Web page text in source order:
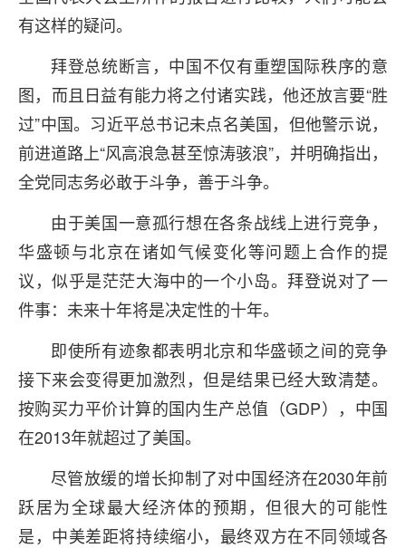
有这样的疑问。
拜登总统断言，中国不仅有重塑国际秩序的意
图，而且日益有能力将之付诸实践，他还放言要“胜
过”中国。习近平总书记未点名美国，但他警示说，
前进道路上“风高浪急甚至惊涛骇浪”，并明确指出，
全党同志务必敢于斗争，善于斗争。
由于美国一意孤行想在各条战线上进行竞争，
华盛顿与北京在诸如气候变化等问题上合作的提
议，似乎是茫茫大海中的一个小岛。拜登说对了一
件事：未来十年将是决定性的十年。
即使所有迹象都表明北京和华盛顿之间的竞争
接下来会变得更加激烈，但是结果已经大致清楚。
按购买力平价计算的国内生产总值（GDP），中国
在2013年就超过了美国。
尽管放缓的增长抑制了对中国经济在2030年前
跃居为全球最大经济体的预期，但很大的可能性
是，中美差距将持续缩小，最终双方在不同领域各